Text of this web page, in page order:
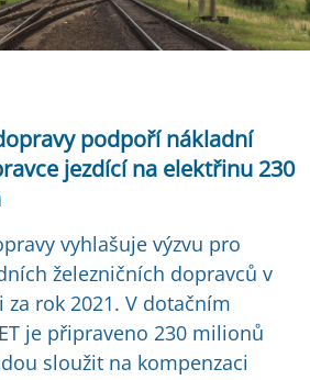
podpoří nákladní
jezdící na elektřinu 230
vyhlašuje výzvu pro
železničních dopravců v
za rok 2021. V dotačním
je připraveno 230 milionů
sloužit na kompenzaci